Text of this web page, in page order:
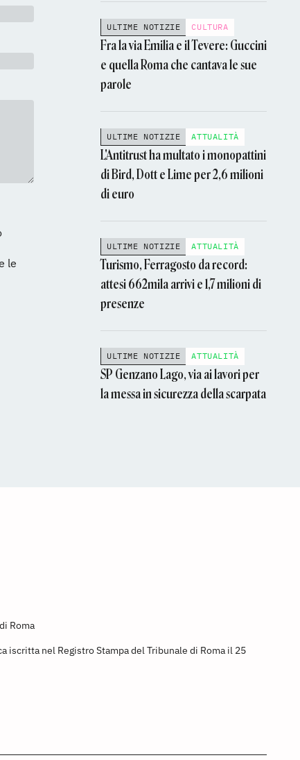
le
ULTIME NOTIZIE CULTURA
Fra la via Emilia e il Tevere: Guccini
e quella Roma che cantava le sue
parole
ULTIME NOTIZIE ATTUALITÀ
L'Antitrust ha multato i monopattini
di Bird, Dott e Lime per 2,6 milioni
di euro
ULTIME NOTIZIE ATTUALITÀ
Turismo, Ferragosto da record:
attesi 662mila arrivi e 1,7 milioni di
presenze
ULTIME NOTIZIE ATTUALITÀ
SP Genzano Lago, via ai lavori per
la messa in sicurezza della scarpata
Roma
iscritta nel Registro Stampa del Tribunale di Roma il 25